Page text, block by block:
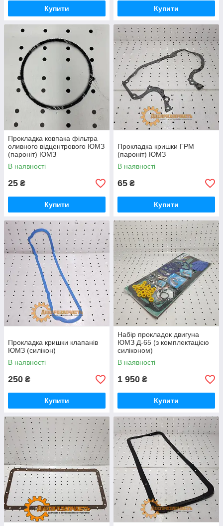
Купити Купити
Прокладка ковпака фільтра
оливного відцентрового ЮМЗ
(пароніт) ЮМЗ
В наявності
25 ₴
Купити
Прокладка кришки ГРМ
(пароніт) ЮМЗ
В наявності
65 ₴
Купити
Прокладка кришки клапанів
ЮМЗ (силікон)
В наявності
250 ₴
Купити
Набір прокладок двигуна
ЮМЗ Д-65 (з комплектацією
силіконом)
В наявності
1 950 ₴
Купити